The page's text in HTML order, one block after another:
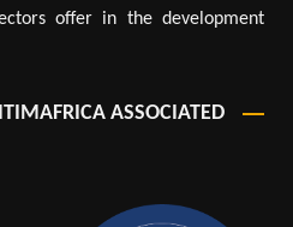
offer in the development
ASSOCIATED